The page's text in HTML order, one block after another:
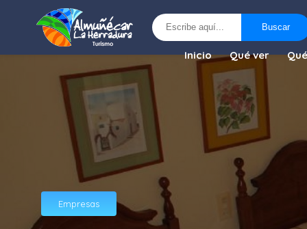
Buscar
Inicio Qué ver
Empresas